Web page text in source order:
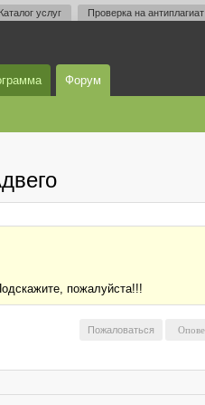
Каталог услуг Проверка на антиплагиат
Форум
пожалуйста!!!
Пожаловаться